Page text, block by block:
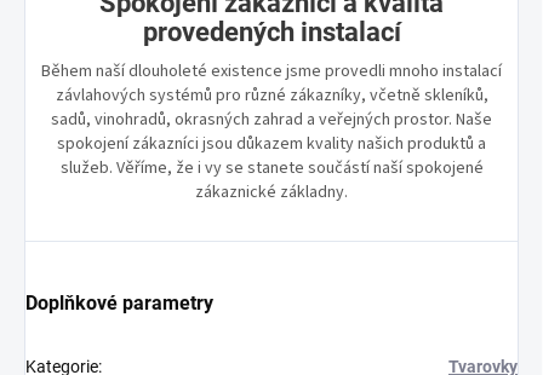
provedených instalací
Během naší dlouholeté existence jsme provedli mnoho instalací
závlahových systémů pro různé zákazníky, včetně skleníků,
sadů, vinohradů, okrasných zahrad a veřejných prostor. Naše
spokojení zákazníci jsou důkazem kvality našich produktů a
služeb. Věříme, že i vy se stanete součástí naší spokojené
zákaznické základny.
Doplňkové parametry
Kategorie: Tvarovky